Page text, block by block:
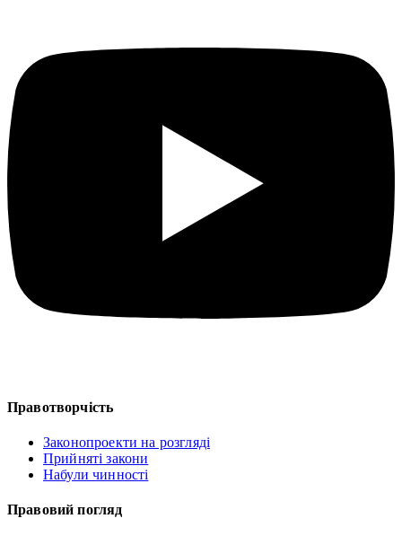
Правотворчість
Законопроекти на розгляді
Прийняті закони
Набули чинності
Правовий погляд